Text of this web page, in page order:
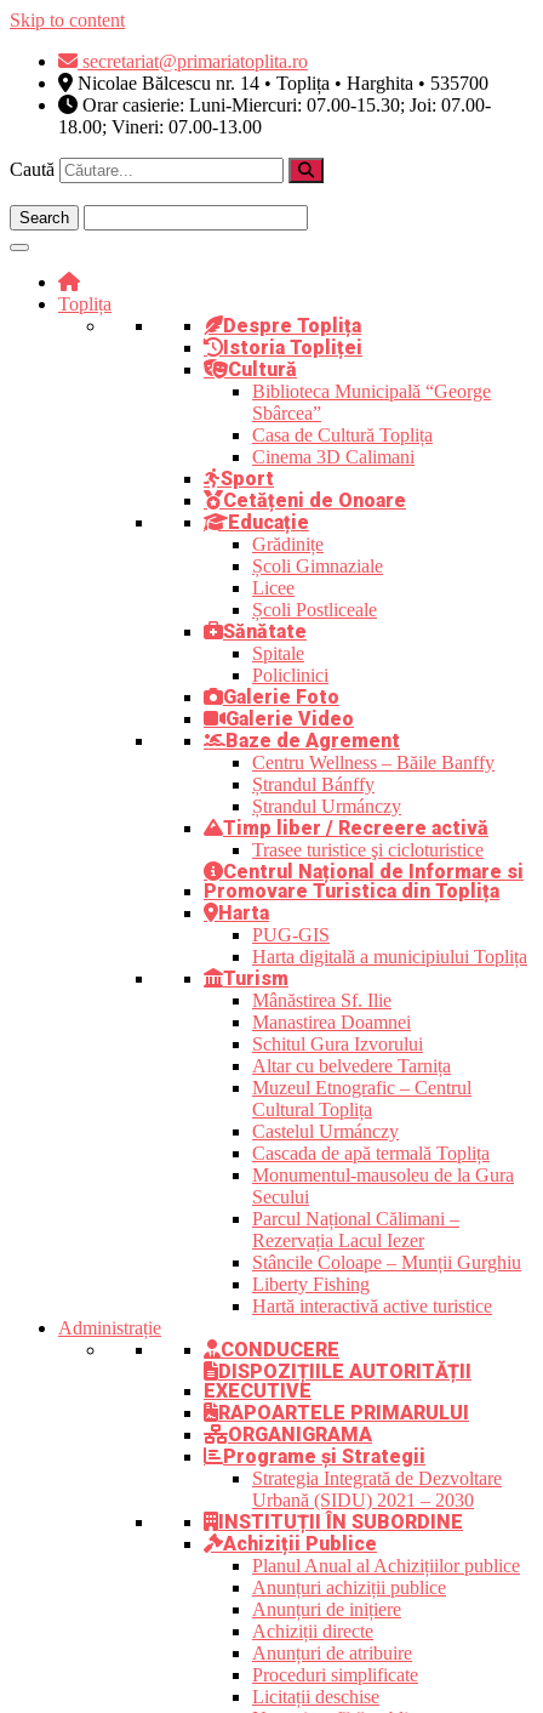
Skip to content
secretariat@primariatoplita.ro
Nicolae Bălcescu nr. 14 • Toplița • Harghita • 535700
Orar casierie: Luni-Miercuri: 07.00-15.30; Joi: 07.00-
18.00; Vineri: 07.00-13.00
Caută
Toplița
Despre Toplița
Istoria Topliței
Cultură
Biblioteca Municipală “George
Sbârcea”
Casa de Cultură Toplița
Cinema 3D Calimani
Sport
Cetățeni de Onoare
Educație
Grădinițe
Școli Gimnaziale
Licee
Școli Postliceale
Sănătate
Spitale
Policlinici
Galerie Foto
Galerie Video
Baze de Agrement
Centru Wellness – Băile Banffy
Ștrandul Bánffy
Ștrandul Urmánczy
Timp liber / Recreere activă
Trasee turistice şi cicloturistice
Centrul Național de Informare si
Promovare Turistica din Toplița
Harta
PUG-GIS
Harta digitală a municipiului Toplița
Turism
Mânăstirea Sf. Ilie
Manastirea Doamnei
Schitul Gura Izvorului
Altar cu belvedere Tarnița
Muzeul Etnografic – Centrul
Cultural Toplița
Castelul Urmánczy
Cascada de apă termală Toplița
Monumentul-mausoleu de la Gura
Secului
Parcul Național Călimani –
Rezervația Lacul Iezer
Stâncile Coloape – Munții Gurghiu
Liberty Fishing
Hartă interactivă active turistice
Administrație
CONDUCERE
DISPOZIȚIILE AUTORITĂȚII
EXECUTIVE
RAPOARTELE PRIMARULUI
ORGANIGRAMA
Programe și Strategii
Strategia Integrată de Dezvoltare
Urbană (SIDU) 2021 – 2030
INSTITUȚII ÎN SUBORDINE
Achiziții Publice
Planul Anual al Achizițiilor publice
Anunțuri achiziții publice
Anunțuri de inițiere
Achiziții directe
Anunțuri de atribuire
Proceduri simplificate
Licitații deschise